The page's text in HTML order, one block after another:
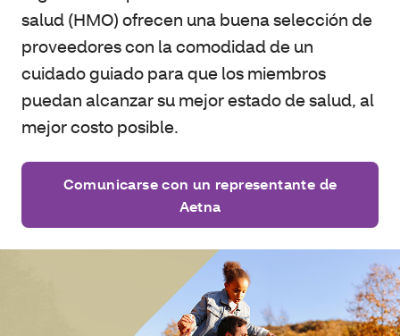
salud (HMO) ofrecen una buena selección de
proveedores con la comodidad de un
cuidado guiado para que los miembros
puedan alcanzar su mejor estado de salud, al
mejor costo posible.
Comunicarse con un representante de
Aetna